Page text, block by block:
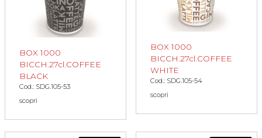
BOX 1000
BICCH.27cl.COFFEE
BLACK
Cod.: SDG.105-53
scopri
BOX 1000
BICCH.27cl.COFFEE
WHITE
Cod.: SDG.105-54
scopri